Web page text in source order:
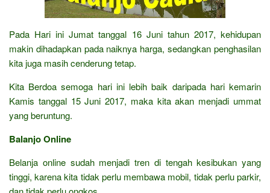
Pada Hari ini Jumat tanggal 16 Juni tahun 2017, kehidupan
makin dihadapkan pada naiknya harga, sedangkan penghasilan
kita juga masih cenderung tetap.
Kita Berdoa semoga hari ini lebih baik daripada hari kemarin
Kamis tanggal 15 Juni 2017, maka kita akan menjadi ummat
yang beruntung.
Balanjo Online
Belanja online sudah menjadi tren di tengah kesibukan yang
tinggi, karena kita tidak perlu membawa mobil, tidak perlu parkir,